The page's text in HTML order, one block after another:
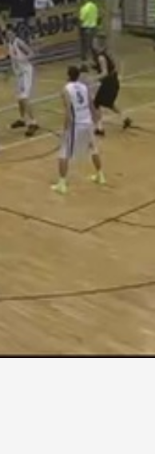
vereségük
5 percig sem
a tabella 8.
Kupa, míg